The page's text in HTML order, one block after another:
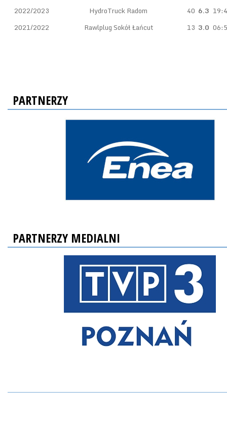
2022/2023
HydroTruck Radom 40 6.3
2021/2022
Rawlplug Sokół Łańcut 13 3.0
PARTNERZY
PARTNERZY MEDIALNI